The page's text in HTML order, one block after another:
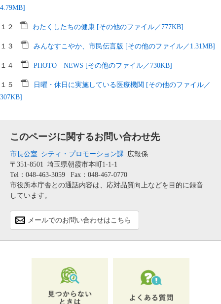
4.79MB]
１２ わたくしたちの健康 [その他のファイル／777KB]
１３ みんなすこやか、市民伝言版 [その他のファイル／1.31MB]
１４ PHOTO NEWS [その他のファイル／730KB]
１５
日曜・休日に実施している医療機関 [その他のファイル／
307KB]
このページに関するお問い合わせ先
市長公室 シティ・プロモーション課 広報係
〒351-8501 埼玉県朝霞市本町1-1-1
Tel：048-463-3059
Fax：048-467-0770
市役所本庁舎との通話内容は、応対品質向上などを目的に録音
しています。
メールでのお問い合わせはこちら